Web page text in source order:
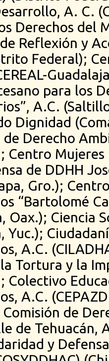
A. C.
Derechos del
Reflexión y
Federal);
para los
A.C.
Dignidad
Derecho
Mujeres
de DDHH
Gro.);
“Bartolomé
Oax.); Ciencia
Yuc.);
A.C.
Tortura y la
Colectivo
A.C.
Comisión de
de Tehuacán,
y